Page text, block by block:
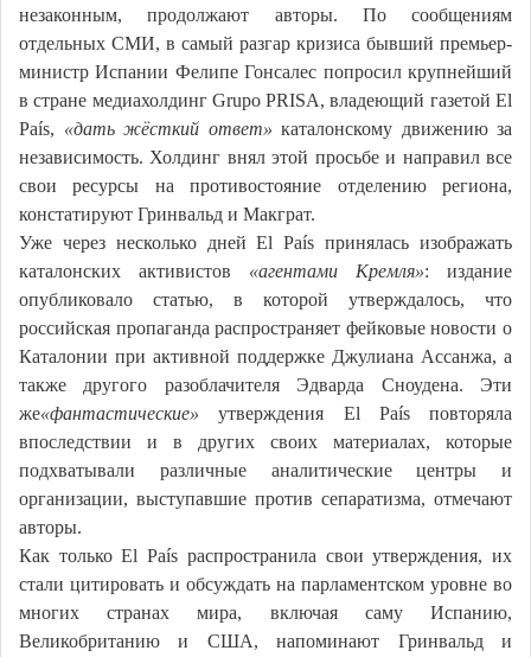
незаконным, продолжают авторы. По сообщениям
отдельных СМИ, в самый разгар кризиса бывший премьер-
министр Испании Фелипе Гонсалес попросил крупнейший
в стране медиахолдинг Grupo PRISA, владеющий газетой El
País, «дать жёсткий ответ» каталонскому движению за
независимость. Холдинг внял этой просьбе и направил все
свои ресурсы на противостояние отделению региона,
констатируют Гринвальд и Макграт.
Уже через несколько дней El País принялась изображать
каталонских активистов «агентами Кремля»: издание
опубликовало статью, в которой утверждалось, что
российская пропаганда распространяет фейковые новости о
Каталонии при активной поддержке Джулиана Ассанжа, а
также другого разоблачителя Эдварда Сноудена. Эти
же«фантастические» утверждения El País повторяла
впоследствии и в других своих материалах, которые
подхватывали различные аналитические центры и
организации, выступавшие против сепаратизма, отмечают
авторы.
Как только El País распространила свои утверждения, их
стали цитировать и обсуждать на парламентском уровне во
многих странах мира, включая саму Испанию,
Великобританию и США, напоминают Гринвальд и